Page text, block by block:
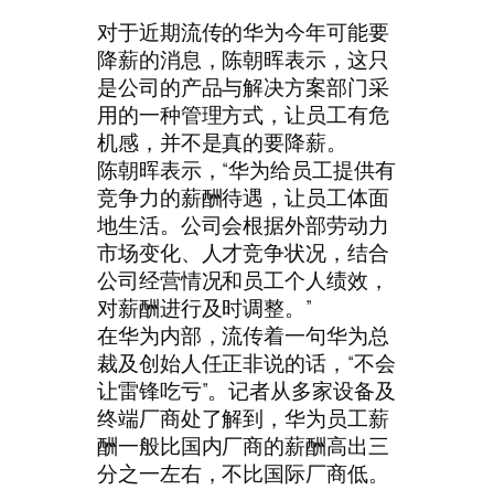
对于近期流传的华为今年可能要
降薪的消息，陈朝晖表示，这只
是公司的产品与解决方案部门采
用的一种管理方式，让员工有危
机感，并不是真的要降薪。
陈朝晖表示，“华为给员工提供有
竞争力的薪酬待遇，让员工体面
地生活。公司会根据外部劳动力
市场变化、人才竞争状况，结合
公司经营情况和员工个人绩效，
对薪酬进行及时调整。”
在华为内部，流传着一句华为总
裁及创始人任正非说的话，“不会
让雷锋吃亏”。记者从多家设备及
终端厂商处了解到，华为员工薪
酬一般比国内厂商的薪酬高出三
分之一左右，不比国际厂商低。